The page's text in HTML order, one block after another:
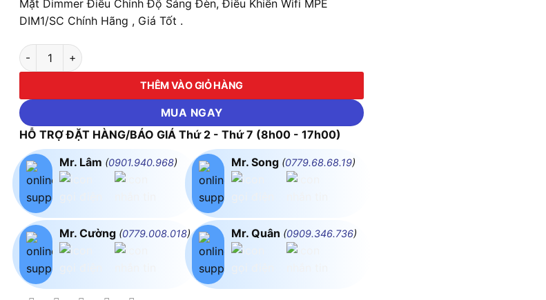
Mặt Dimmer Điều Chỉnh Độ Sáng Đèn, Điều Khiển Wifi MPE
DIM1/SC Chính Hãng , Giá Tốt .
Mặt Dimmer Điều Chỉnh Độ Sáng Đèn, Điều Khiển Wifi MPE DIM1/SC số lượng
THÊM VÀO GIỎ HÀNG
MUA NGAY
HỖ TRỢ ĐẶT HÀNG/BÁO GIÁ Thứ 2 - Thứ 7 (8h00 - 17h00)
Mr. Lâm (0901.940.968)
Mr. Cường (0779.008.018)
Mr. Song (0779.68.68.19)
Mr. Quân (0909.346.736)